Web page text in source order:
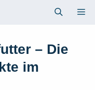
– Die
im